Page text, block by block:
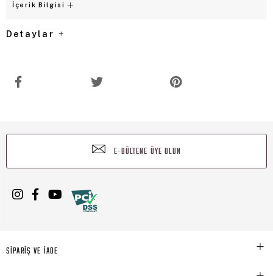
İçerik Bilgisi
Detaylar
E-BÜLTENE ÜYE OLUN
SİPARİŞ VE İADE